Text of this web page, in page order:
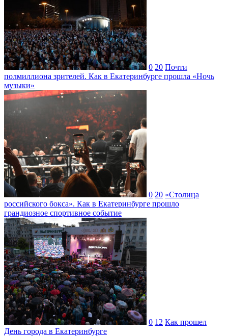
0 20 Почти
полмиллиона зрителей. Как в Екатеринбурге прошла «Ночь
музыки»
0 20 «Столица
российского бокса». Как в Екатеринбурге прошло
грандиозное спортивное событие
0 12 Как прошел
День города в Екатеринбурге